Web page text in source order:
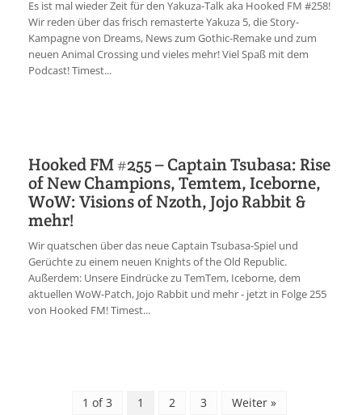
Es ist mal wieder Zeit für den Yakuza-Talk aka Hooked FM #258!
Wir reden über das frisch remasterte Yakuza 5, die Story-
Kampagne von Dreams, News zum Gothic-Remake und zum
neuen Animal Crossing und vieles mehr! Viel Spaß mit dem
Podcast! Timest...
Hooked FM #255 – Captain Tsubasa: Rise
of New Champions, Temtem, Iceborne,
WoW: Visions of Nzoth, Jojo Rabbit &
mehr!
Wir quatschen über das neue Captain Tsubasa-Spiel und
Gerüchte zu einem neuen Knights of the Old Republic.
Außerdem: Unsere Eindrücke zu TemTem, Iceborne, dem
aktuellen WoW-Patch, Jojo Rabbit und mehr - jetzt in Folge 255
von Hooked FM! Timest...
1 of 3 1 2 3 Weiter »